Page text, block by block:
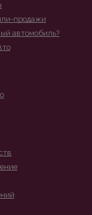
продажи
автомобиль?